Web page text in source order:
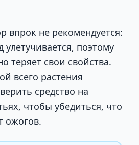
впрок не рекомендуется:
поэтому
теряет свои свойства.
всего растения
средство на
чтобы убедиться, что
ожогов.